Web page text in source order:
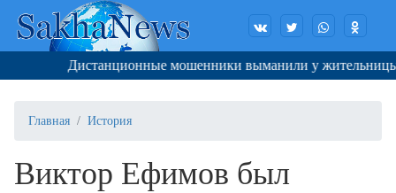
Дистанционные мошенники выманили у жительницы
Главная История
Виктор Ефимов был